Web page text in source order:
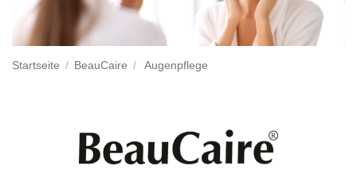
Startseite BeauCaire Augenpflege